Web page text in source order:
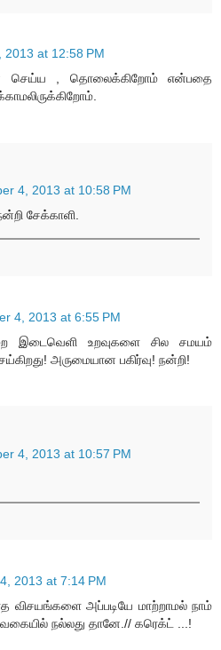
2013 at 12:58 PM
செய்ய , தொலைக்கிறோம் என்பதை
4, 2013 at 10:58 PM
சேக்காளி.
4, 2013 at 6:55 PM
இடைவெளி உறவுகளை சில சமயம்
அருமையான பகிர்வு! நன்றி!
4, 2013 at 10:57 PM
2013 at 7:14 PM
விசயங்களை அப்படியே மாற்றாமல் நாம்
நல்லது தானே.// கரெக்ட் ...!